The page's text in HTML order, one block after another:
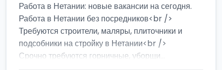
Работа в Нетании: новые вакансии на сегодня.
Работа в Нетании без посредников<br />
Требуются строители, маляры, плиточники и
подсобники на стройку в Нетании<br />
Срочно требуются горничные, уборщи...